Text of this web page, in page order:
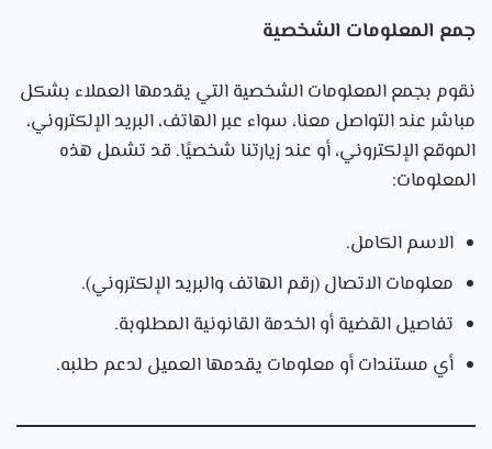
جمع المعلومات الشخصية
نقوم بجمع المعلومات الشخصية التي يقدمها العملاء بشكل
مباشر عند التواصل معنا، سواء عبر الهاتف، البريد الإلكتروني،
الموقع الإلكتروني، أو عند زيارتنا شخصيًا. قد تشمل هذه
المعلومات:
الاسم الكامل.
معلومات الاتصال (رقم الهاتف والبريد الإلكتروني).
تفاصيل القضية أو الخدمة القانونية المطلوبة.
أي مستندات أو معلومات يقدمها العميل لدعم طلبه.